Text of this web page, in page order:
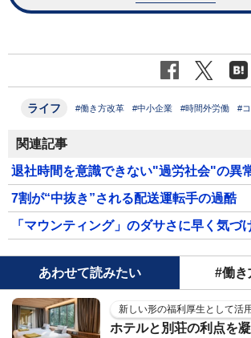
ライフ #働き方改革 #中小企業 #時間外労働 #
関連記事
退社時間を意識できない"過労社会"の異
7割が“中抜き”される配送運転手の過酷
「マウンティング」のダサさに早く気づ
あわせて読みたい #働き
新しい形の福利厚生として活
ホテルと別荘の利点を